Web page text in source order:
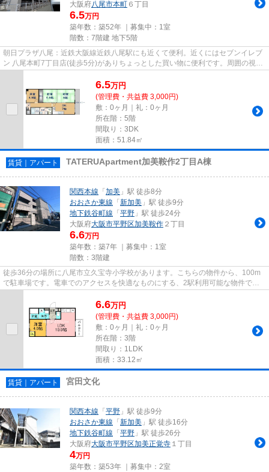
大阪府八尾市本町 ６丁目
6.5万円
築年数：築52年 ｜募集中： 1室
階数：7階建 地下5階
朝日プラザ八尾：近鉄大阪線近鉄八尾駅にも近くて便利。近くにはセブンイレブ
ン 八尾本町7丁目店(徒歩5分)がありちょっとした買い物に便利です。周囲の視線
を感じない高層階は開放感が...
6.5万円
(管理費・共益費 3,000円)
敷：0ヶ月｜礼：0ヶ月
所在階：5階
間取り：3DK
面積：51.84㎡
賃貸｜アパート TATERUApartment加美鞍作2丁目A棟
関西本線 「加美 」駅 徒歩8分
おおさか東線 「新加美 」駅 徒歩9分
地下鉄谷町線 「平野 」駅 徒歩24分
大阪府大阪市平野区加美鞍作 ２丁目
6.6万円
築年数：築7年 ｜募集中： 1室
階数：3階建
徒歩36分の場所に八尾市立久宝寺小学校があります。こちらの物件から、100m
で駐車場です。電車でのアクセスを快適なものにする、2駅利用可能な物件で
す。充実の設備と綺麗な室内を兼ね...
6.6万円
(管理費・共益費 3,000円)
敷：0ヶ月｜礼：0ヶ月
所在階：3階
間取り：1LDK
面積：33.12㎡
賃貸｜アパート 宮田文化
関西本線 「平野 」駅 徒歩9分
おおさか東線 「新加美 」駅 徒歩16分
地下鉄谷町線 「平野 」駅 徒歩26分
大阪府大阪市平野区加美正覚寺 １丁目
4万円
築年数：築53年 ｜募集中： 2室